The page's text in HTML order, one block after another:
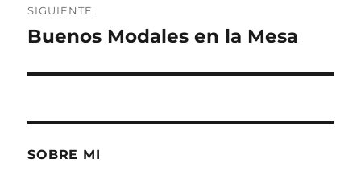
SIGUIENTE
Entrada
Buenos Modales en la Mesa
SOBRE MI